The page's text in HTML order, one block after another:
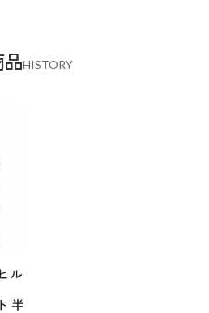
HISTORY
ル
半